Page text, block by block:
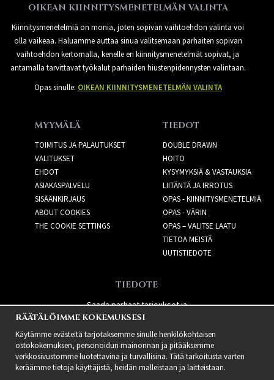
OIKEAN KIINNITYSMENETELMÄN VALINTA
Kiinnitysmenetelmiä on monia, joten sopivan vaihtoehdon valinta voi
olla vaikeaa. Haluamme auttaa sinua valitsemaan parhaiten sopivan
vaihtoehdon kertomalla, kenelle eri kiinnitysmenetelmät sopivat, ja
antamalla tarvittavat työkalut parhaiden hiustenpidennysten valintaan.
Opas sinulle: OIKEAN KIINNITYSMENETELMÄN VALINTA
MYYMÄLÄ
TOIMITUS JA PALAUTUKSET
VALITUKSET
EHDOT
ASIAKASPALVELU
SISÄÄNKIRJAUS
ABOUT COOKIES
THE COOKIE SETTINGS
TIEDOT
DOUBLE DRAWN
HOITO
KYSYMYKSIÄ & VASTAUKSIA
LIITÄNTÄ JA IRROTUS
OPAS - KIINNITYSMENETELMIÄ
OPAS - VÄRIN
OPAS – VALITSE LAATU
TIETOA MEISTÄ
UUTISTIEDOTE
TIEDOTE
Saada parhaat tarjoukset ja
uusia tuotteita!
RÄÄTÄLÖIMME KOKEMUKSESI
Käytämme evästeitä tarjotaksemme sinulle henkilökohtaisen
ostokokemuksen, personoidun mainonnan ja pitääksemme
verkkosivustomme luotettavina ja turvallisina. Tätä tarkoitusta varten
keräämme tietoja käyttäjistä, heidän malleistaan ​​ja laitteistaan.